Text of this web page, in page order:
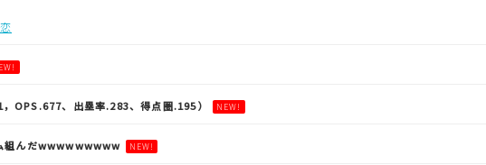
OPS.677、出塁率.283、得点圏.195） NEW!
組んだwwwwwwwww NEW!